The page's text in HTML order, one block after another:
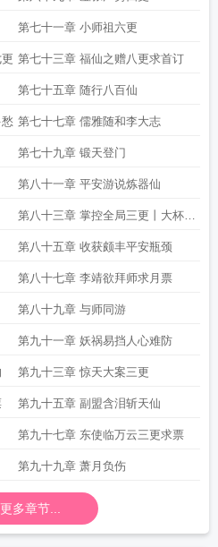
第七十一章 小师祖六更
第七十三章 福仙之赠八更求首订
第七十五章 随行八百仙
第七十七章 儒雅随和李大志
第七十九章 锻天登门
第八十一章 平安游说炼器仙
第八十三章 掌控全局三更丨大杯丨
求票
第八十五章 收获颇丰平安瓶颈
第八十七章 李靖欲拜师求月票
第八十九章 与师同游
第九十一章 妖祸易挡人心难防
第九十三章 惊天大案三更
第九十五章 副盟含泪斩天仙
第九十七章 东使临万云三更求票
第九十九章 萧月负伤
多章节...